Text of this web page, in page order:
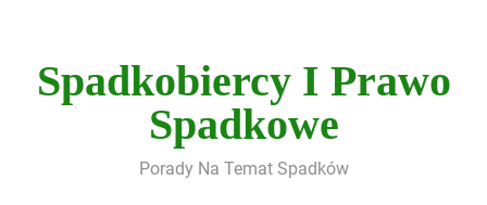
contentSpadkobiercy I Prawo
Spadkowe
Porady Na Temat Spadków